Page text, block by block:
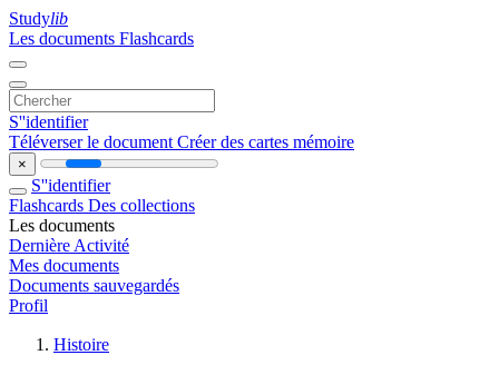
Studylib
Les documents Flashcards
S''identifier
Téléverser le document Créer des cartes mémoire
×
S''identifier
Flashcards Des collections
Les documents
Dernière Activité
Mes documents
Documents sauvegardés
Profil
Histoire